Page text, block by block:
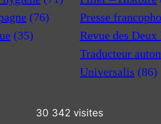
(76)
(35)
Presse
Revue des
Traducteur
Universalis (86)
30 342 visites